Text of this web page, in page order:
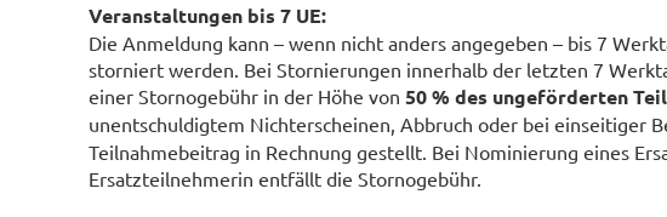
Veranstaltungen bis 7 UE:
Die Anmeldung kann – wenn nicht anders angegeben – bis 7
storniert werden. Bei Stornierungen innerhalb der letzten 7
einer Stornogebühr in der Höhe von 50 % des ungeförderten
unentschuldigtem Nichterscheinen, Abbruch oder bei einseitiger
Teilnahmebeitrag in Rechnung gestellt. Bei Nominierung eines
Ersatzteilnehmerin entfällt die Stornogebühr.